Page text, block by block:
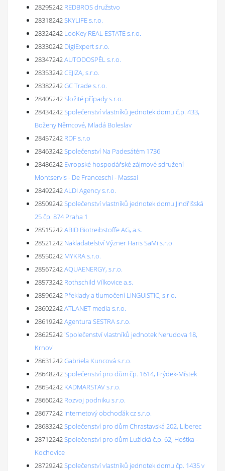
28295242 REDBROS družstvo
28318242SKYLIFE s.r.o.
28324242 LooKey REAL ESTATE s.r.o.
28330242 DigiExpert s.r.o.
28347242AUTODOSPĚL s.r.o.
28353242CEJIZA, s.r.o.
28382242GC Trade s.r.o.
28405242Složité případy s.r.o.
28434242Společenství vlastníků jednotek domu č.p. 433,
Boženy Němcové, Mladá Boleslav
28457242 RDF s.r.o
28463242Společenství Na Padesátém 1736
28486242 Evropské hospodářské zájmové sdružení
Montservis - De Franceschi - Massai
28492242ALDI Agency s.r.o.
28509242Společenství vlastníků jednotek domu Jindřišská
25 čp. 874 Praha 1
28515242ABID Biotreibstoffe AG, a.s.
28521242 Nakladatelství Význer Haris SaMi s.r.o.
28550242 MYKRA s.r.o.
28567242AQUAENERGY, s.r.o.
28573242 Rothschild Vílkovice a.s.
28596242 Překlady a tlumočení LINGUISTIC, s.r.o.
28602242ATLANET media s.r.o.
28619242Agentura SESTRA s.r.o.
28625242'Společenství vlastníků jednotek Nerudova 18,
Krnov'
28631242Gabriela Kuncová s.r.o.
28648242Společenství pro dům čp. 1614, Frýdek-Místek
28654242 KADMARSTAV s.r.o.
28660242 Rozvoj podniku s.r.o.
28677242 Internetový obchoďák cz s.r.o.
28683242Společenství pro dům Chrastavská 202, Liberec
28712242Společenství pro dům Lužická č.p. 62, Hoštka -
Kochovice
28729242Společenství vlastníků jednotek domu čp. 1435 v